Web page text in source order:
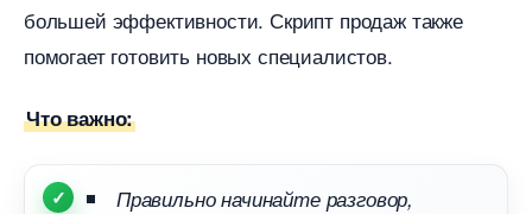
ольшей эффективности. Скрипт продаж также
помогает готовить новых специалистов.
Что важно:
Правильно начинайте разговор,